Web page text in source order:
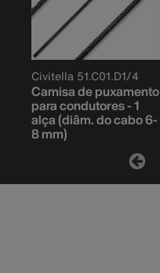
Civitella 51.C01.D1/4
Camisa de puxamento
para condutores - 1
alça (diâm. do cabo 6-
8 mm)